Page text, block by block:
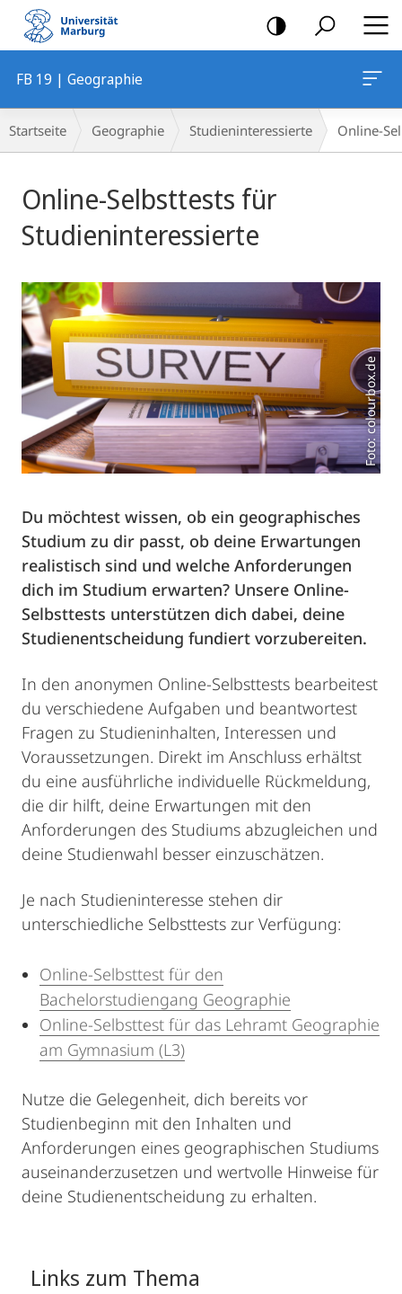
Mobile-
Navigation
FB 19 | Geographie
Breadcrumb-
Navigation
Startseite Geographie Studieninteressierte Online-
Online-Selbsttests für
Studieninteressierte
Foto: colourbox.de
Du möchtest wissen, ob ein geographisches
Studium zu dir passt, ob deine Erwartungen
realistisch sind und welche Anforderungen
dich im Studium erwarten? Unsere Online-
Selbsttests unterstützen dich dabei, deine
Studienentscheidung fundiert vorzubereiten.
In den anonymen Online-Selbsttests bearbeitest
du verschiedene Aufgaben und beantwortest
Fragen zu Studieninhalten, Interessen und
Voraussetzungen. Direkt im Anschluss erhältst
du eine ausführliche individuelle Rückmeldung,
die dir hilft, deine Erwartungen mit den
Anforderungen des Studiums abzugleichen und
deine Studienwahl besser einzuschätzen.
Je nach Studieninteresse stehen dir
unterschiedliche Selbsttests zur Verfügung:
Online-Selbsttest für den
Bachelorstudiengang Geographie
Online-Selbsttest für das Lehramt Geographie
am Gymnasium (L3)
Nutze die Gelegenheit, dich bereits vor
Studienbeginn mit den Inhalten und
Anforderungen eines geographischen Studiums
auseinanderzusetzen und wertvolle Hinweise für
deine Studienentscheidung zu erhalten.
Links zum Thema